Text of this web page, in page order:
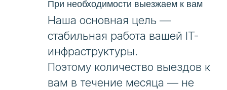
При необходимости выезжаем к вам
Наша основная цель —
стабильная работа вашей IT-
инфраструктуры.
Поэтому количество выездов к
вам в течение месяца — не